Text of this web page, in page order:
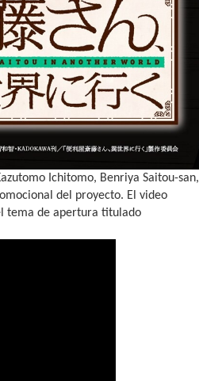
Ichitomo, Benriya Saitou-san,
del proyecto. El video
tema de apertura titulado